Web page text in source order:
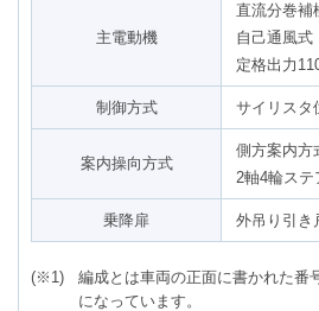
主電動機
直流分巻補
自己通風式
定格出力
制御方式 サイリスタ
案内操向方式
側方案内方
2軸4輪ステ
乗降扉 外吊り引き
編成とは車両の正面に書かれた番
になっています。